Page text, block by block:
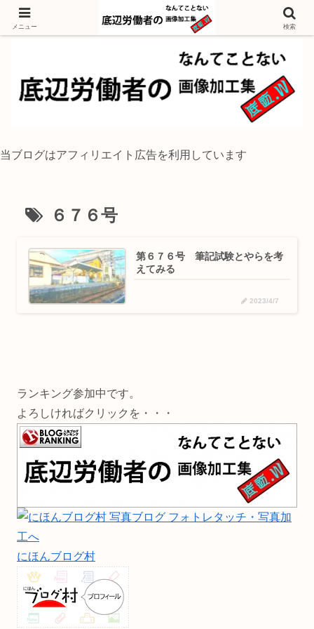
独身底辺おじさんが風景写真をイラスト風に加工するブログ
当ブログはアフィリエイト広告を利用しています
６７６号
第６７６号 筆記試験とやらを考
えてみる
2023/4/7
ランキング参加中です。
よろしければクリックを・・・
にほんブログ村
メニュー 検索